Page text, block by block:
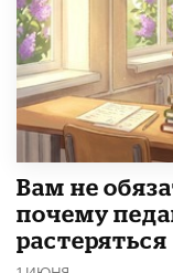
​Вам не
почему
растеряться